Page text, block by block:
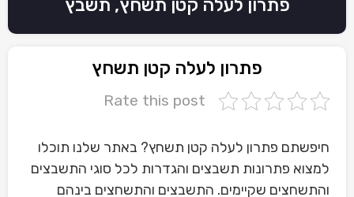
פתרון לעלה קטן תשחץ, תשבץ
פתרון לעלה קטן תשחץ
Rate this post
חיפשתם פתרון לעלה קטן תשחץ? באתר שלנו תוכלו
למצוא פתרונות תשבצים והגדרות לכל סוגי התשבצים
והתשחצים שקיימים. התשבצים והתשחצים בינהם